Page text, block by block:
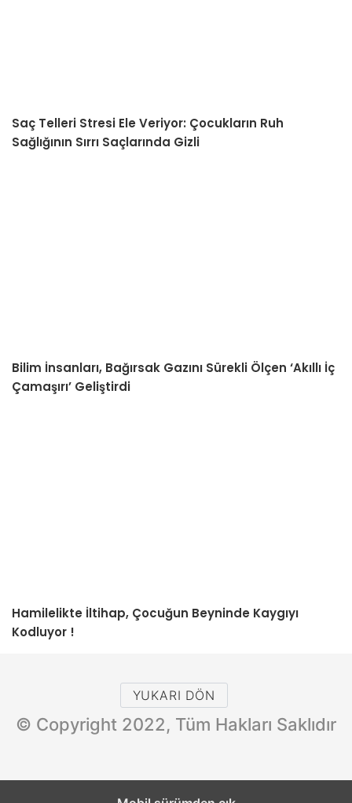
Saç Telleri Stresi Ele Veriyor: Çocukların Ruh
Sağlığının Sırrı Saçlarında Gizli
Bilim İnsanları, Bağırsak Gazını Sürekli Ölçen ‘Akıllı İç
Çamaşırı’ Geliştirdi
Hamilelikte İltihap, Çocuğun Beyninde Kaygıyı
Kodluyor !
YUKARI DÖN
© Copyright 2022, Tüm Hakları Saklıdır